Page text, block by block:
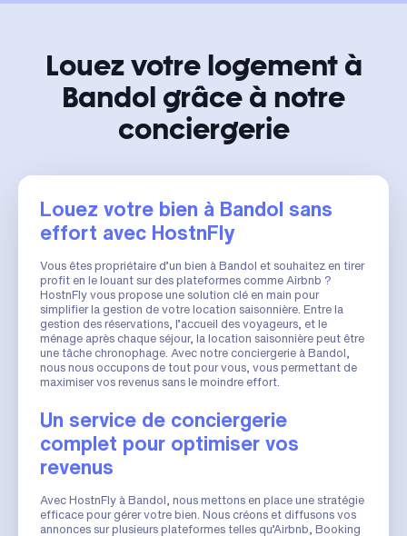
Louez votre logement à
Bandol grâce à notre
conciergerie
Louez votre bien à Bandol sans
effort avec HostnFly
Vous êtes propriétaire d’un bien à Bandol et souhaitez en tirer
profit en le louant sur des plateformes comme Airbnb ?
HostnFly vous propose une solution clé en main pour
simplifier la gestion de votre location saisonnière. Entre la
gestion des réservations, l’accueil des voyageurs, et le
ménage après chaque séjour, la location saisonnière peut être
une tâche chronophage. Avec notre conciergerie à Bandol,
nous nous occupons de tout pour vous, vous permettant de
maximiser vos revenus sans le moindre effort.
Un service de conciergerie
complet pour optimiser vos
revenus
Avec HostnFly à Bandol, nous mettons en place une stratégie
efficace pour gérer votre bien. Nous créons et diffusons vos
annonces sur plusieurs plateformes telles qu’Airbnb, Booking